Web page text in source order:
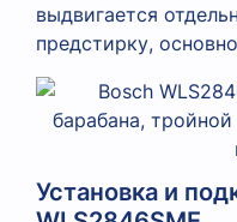
выдвигается
предстирку,
Установка и